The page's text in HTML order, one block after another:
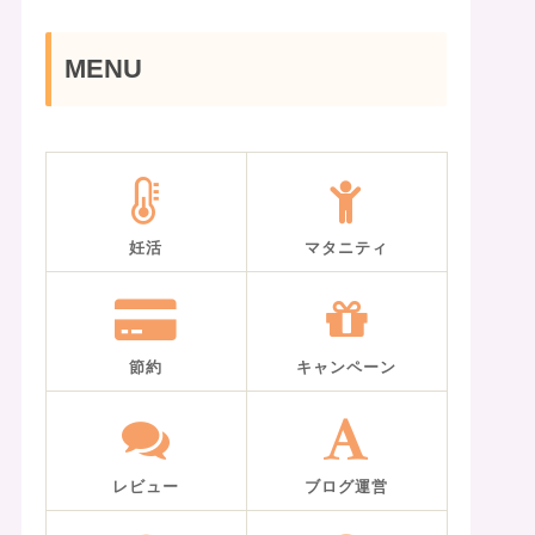
MENU
妊活 マタニティ
節約 キャンペーン
レビュー ブログ運営